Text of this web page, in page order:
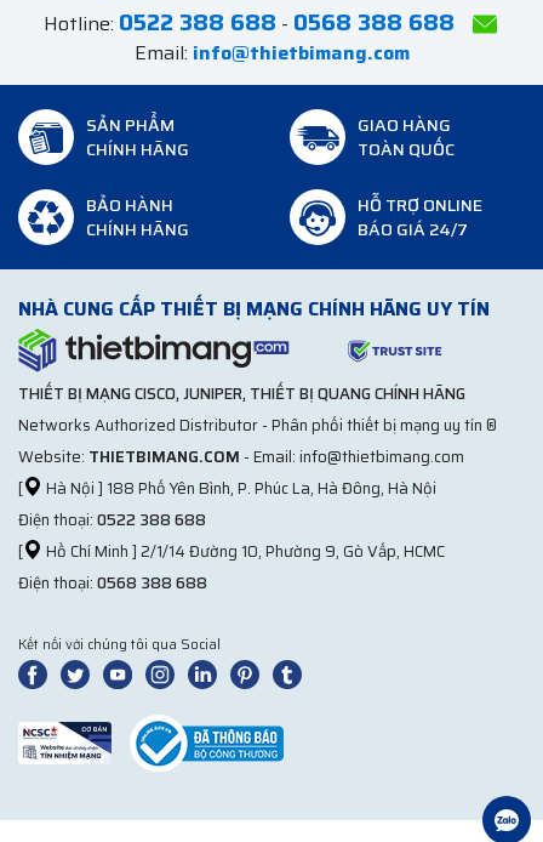
Hotline: 0522 388 688 - 0568 388 688
Email: info@thietbimang.com
SẢN PHẨM
CHÍNH HÃNG
GIAO HÀNG
TOÀN QUỐC
BẢO HÀNH
CHÍNH HÃNG
HỖ TRỢ ONLINE
BÁO GIÁ 24/7
NHÀ CUNG CẤP THIẾT BỊ MẠNG CHÍNH HÃNG UY TÍN
THIẾT BỊ MẠNG CISCO, JUNIPER, THIẾT BỊ QUANG CHÍNH HÃNG
Networks Authorized Distributor - Phân phối thiết bị mạng uy tín ®
Website: THIETBIMANG.COM - Email: info@thietbimang.com
[
Hà Nội ] 188 Phố Yên Bình, P. Phúc La, Hà Đông, Hà Nội
Điện thoại:0522 388 688
[
Hồ Chí Minh ] 2/1/14 Đường 10, Phường 9, Gò Vấp, HCMC
Điện thoại:0568 388 688
Kết nối với chúng tôi qua Social